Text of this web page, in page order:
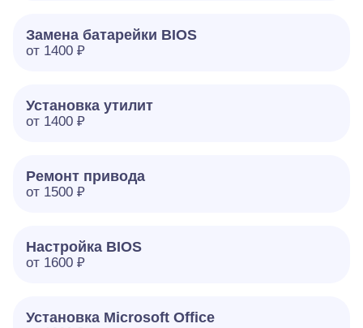
Замена батарейки BIOS
от 1400 ₽
Установка утилит
от 1400 ₽
Ремонт привода
от 1500 ₽
Настройка BIOS
от 1600 ₽
Установка Microsoft Office